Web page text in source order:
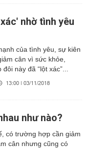
nhờ tình yêu
của tình yêu, sự kiên
cân vì sức khỏe,
này đã “lột xác”...
13:00 | 03/11/2018
như nào?
có trường hợp cần giảm
cân nhưng cũng có